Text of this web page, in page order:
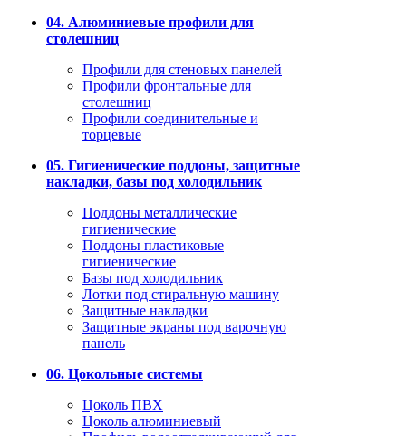
04. Алюминиевые профили для
столешниц
Профили для стеновых панелей
Профили фронтальные для
столешниц
Профили соединительные и
торцевые
05. Гигиенические поддоны, защитные
накладки, базы под холодильник
Поддоны металлические
гигиенические
Поддоны пластиковые
гигиенические
Базы под холодильник
Лотки под стиральную машину
Защитные накладки
Защитные экраны под варочную
панель
06. Цокольные системы
Цоколь ПВХ
Цоколь алюминиевый